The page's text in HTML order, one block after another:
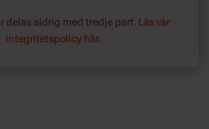
delas aldrig med tredje part. Läs vår
integritetspolicy här.